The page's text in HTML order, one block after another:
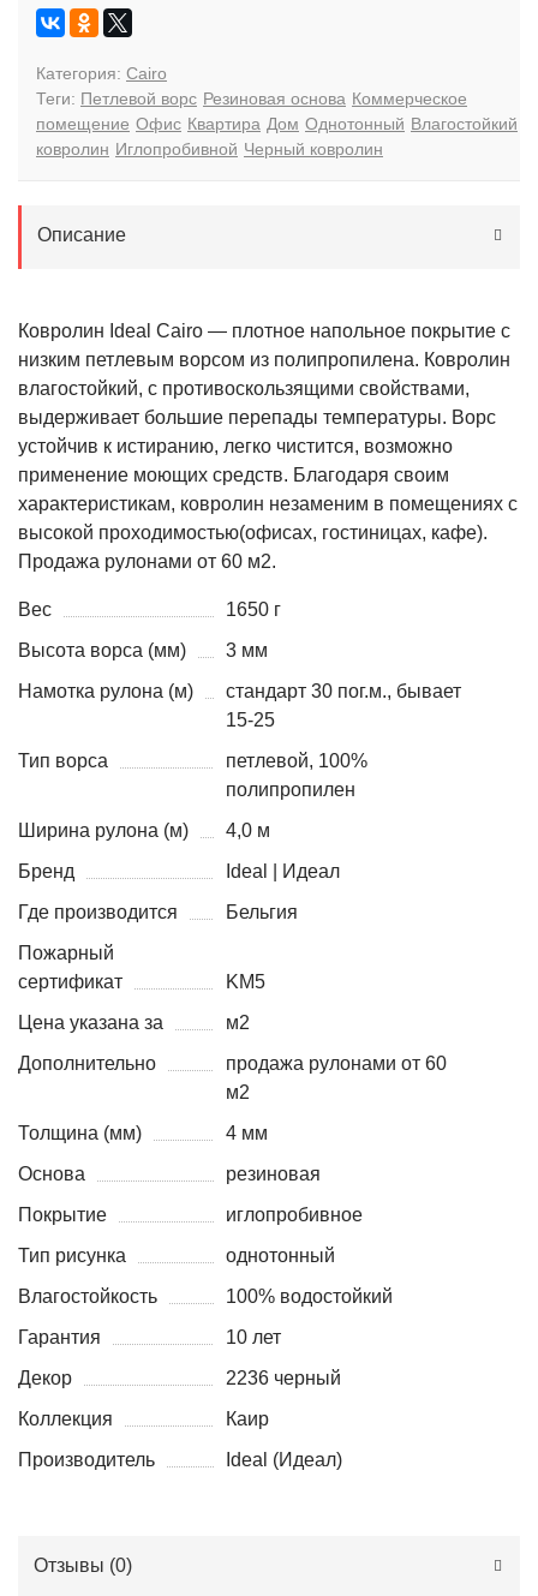
Категория: Cairo
Теги: Петлевой ворс Резиновая основа Коммерческое
помещение Офис Квартира Дом Однотонный Влагостойкий
ковролин Иглопробивной Черный ковролин
Описание
Ковролин Ideal Cairo — плотное напольное покрытие с
низким петлевым ворсом из полипропилена. Ковролин
влагостойкий, с противоскользящими свойствами,
выдерживает большие перепады температуры. Ворс
устойчив к истиранию, легко чистится, возможно
применение моющих средств. Благодаря своим
характеристикам, ковролин незаменим в помещениях с
высокой проходимостью(офисах, гостиницах, кафе).
Продажа рулонами от 60 м2.
Вес
1650 г
Высота ворса (мм)
3 мм
Намотка рулона (м)
стандарт 30 пог.м., бывает
15-25
Тип ворса
петлевой, 100%
полипропилен
Ширина рулона (м)
4,0 м
Бренд
Ideal | Идеал
Где производится
Бельгия
Пожарный
сертификат
KM5
Цена указана за
м2
Дополнительно
продажа рулонами от 60
м2
Толщина (мм)
4 мм
Основа
резиновая
Покрытие
иглопробивное
Тип рисунка
однотонный
Влагостойкость
100% водостойкий
Гарантия
10 лет
Декор
2236 черный
Коллекция
Каир
Производитель
Ideal (Идеал)
Отзывы (0)